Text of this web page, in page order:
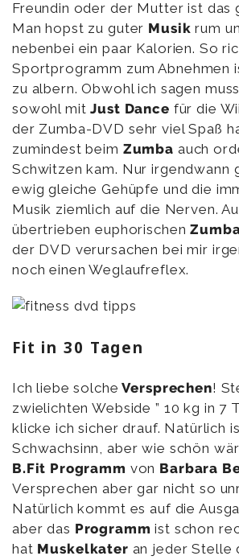
Freundin oder der Mutter ist das
Man hopst zu guter Musikrum
nebenbei ein paar Kalorien. So
Sportprogramm zum Abnehmen
zu albern. Obwohl ich sagen
sowohl mitJust Dance für die
der Zumba-DVD sehr viel Spaß
zumindest beim Zumba auch
Schwitzen kam. Nur irgendwann
ewig gleiche Gehüpfe und die
Musik ziemlich auf die Nerven.
übertrieben euphorischen
der DVD verursachen bei mir
noch einen Weglaufreflex.
Fit in 30 Tagen
Ich liebe solche Versprechen!
zwielichten Webside ” 10 kg in 7
klicke ich sicher drauf. Natürlich
Schwachsinn, aber wie schön
B.Fit Programm von Barbara
Versprechen aber gar nicht so
Natürlich kommt es auf die
aber das Programm ist schon
hat Muskelkater an jeder Stelle